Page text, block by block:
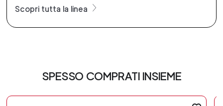
Scopri tutta la linea
SPESSO COMPRATI INSIEME